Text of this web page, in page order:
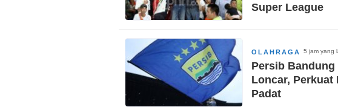
Super League
OLAHRAGA 5 jam yang
Persib
Loncar, Perkuat
Padat